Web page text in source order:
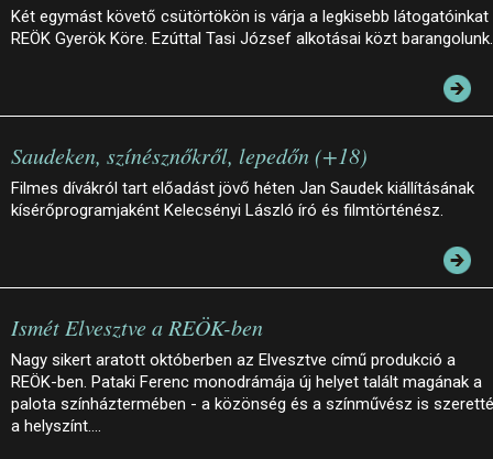
Két egymást követő csütörtökön is várja a legkisebb látogatóinkat
REÖK Gyerök Köre. Ezúttal Tasi József alkotásai közt barangolunk.
Saudeken, színésznőkről, lepedőn (+18)
Filmes dívákról tart előadást jövő héten Jan Saudek kiállításának
kísérőprogramjaként Kelecsényi László író és filmtörténész.
Ismét Elvesztve a REÖK-ben
Nagy sikert aratott októberben az Elvesztve című produkció a
REÖK-ben. Pataki Ferenc monodrámája új helyet talált magának a
palota színháztermében - a közönség és a színművész is
a helyszínt.…